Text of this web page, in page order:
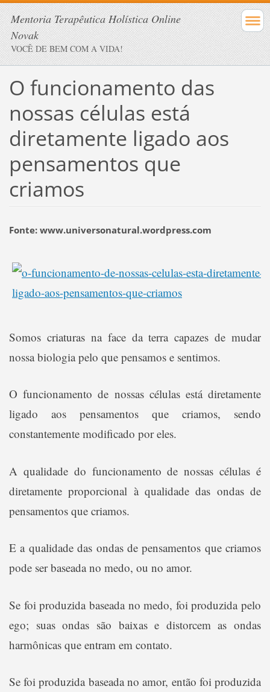
Mentoria Terapêutica Holística Online
Novak
VOCÊ DE BEM COM A VIDA!
O funcionamento das
nossas células está
diretamente ligado aos
pensamentos que
criamos
Fonte: www.universonatural.wordpress.com
Somos criaturas na face da terra capazes de mudar
nossa biologia pelo que pensamos e sentimos.
O funcionamento de nossas células está diretamente
ligado aos pensamentos que criamos, sendo
constantemente modificado por eles.
A qualidade do funcionamento de nossas células é
diretamente proporcional à qualidade das ondas de
pensamentos que criamos.
E a qualidade das ondas de pensamentos que criamos
pode ser baseada no medo, ou no amor.
Se foi produzida baseada no medo, foi produzida pelo
ego; suas ondas são baixas e distorcem as ondas
harmônicas que entram em contato.
Se foi produzida baseada no amor, então foi produzida